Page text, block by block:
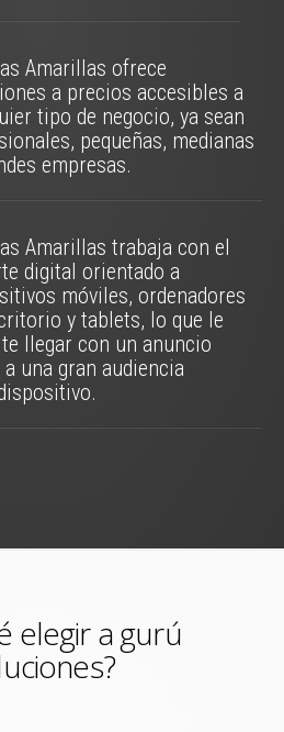
Amarillas ofrece
a precios accesibles a
tipo de negocio, ya sean
pequeñas, medianas
empresas.
Amarillas trabaja con el
digital orientado a
móviles, ordenadores
y tablets, lo que le
llegar con un anuncio
una gran audiencia
elegir a gurú